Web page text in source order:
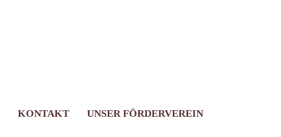
KONTAKT UNSER FÖRDERVEREIN
BÜROANSCHRIFT